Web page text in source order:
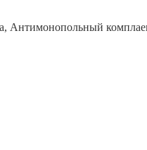
Антимонопольный